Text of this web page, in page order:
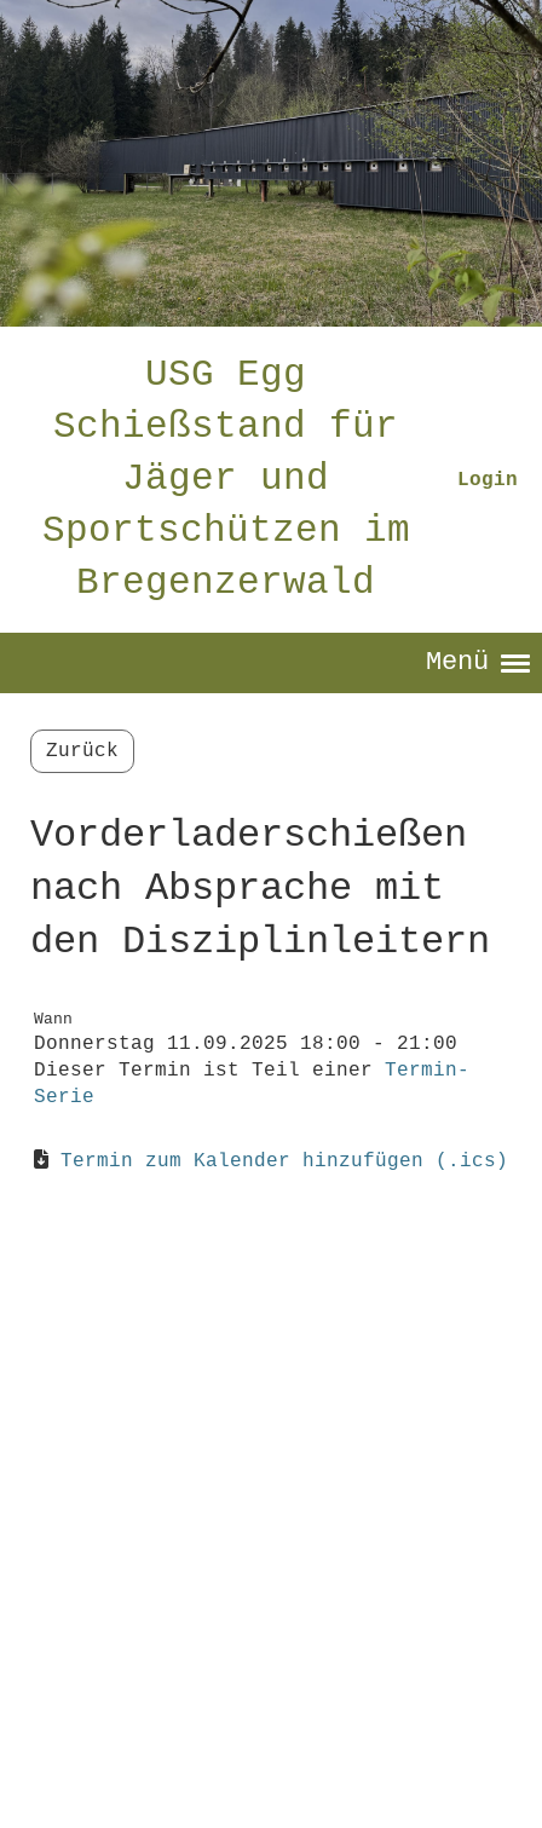
USG Egg
Schießstand für
Jäger und
Sportschützen im
Bregenzerwald
Login
Menü
Zurück
Vorderladerschießen
nach Absprache mit
den Disziplinleitern
Wann
Donnerstag 11.09.2025 18:00 - 21:00
Dieser Termin ist Teil einer Termin-
Serie
Termin zum Kalender hinzufügen (.ics)